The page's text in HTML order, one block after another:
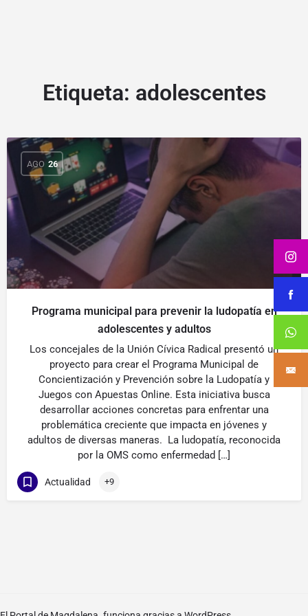
Etiqueta: adolescentes
AGO 26
Programa municipal para prevenir la ludopatía en
adolescentes y adultos
Los concejales de la Unión Cívica Radical presentó un
proyecto para crear el Programa Municipal de
Concientización y Prevención sobre la Ludopatía y
Juegos con Apuestas Online. Esta iniciativa busca
desarrollar acciones concretas para enfrentar una
problemática creciente que impacta en jóvenes y
adultos de diversas maneras. La ludopatía, reconocida
por la OMS como enfermedad […]
Actualidad +9